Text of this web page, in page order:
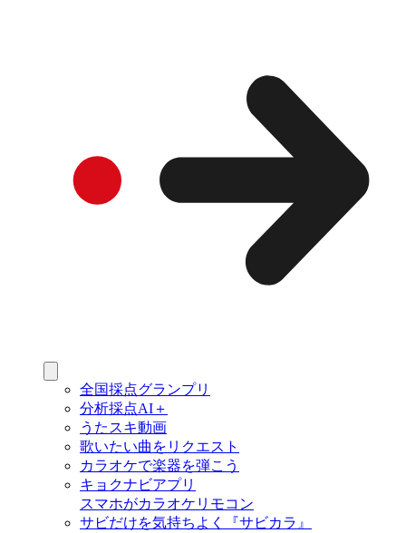
全国採点グランプリ
分析採点AI＋
うたスキ動画
歌いたい曲をリクエスト
カラオケで楽器を弾こう
キョクナビアプリ
スマホがカラオケリモコン
サビだけを気持ちよく『サビカラ』